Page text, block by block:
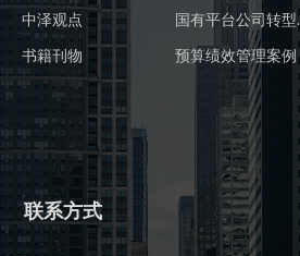
联系方式
中泽观点
书籍刊物
国
预算绩效管理案例